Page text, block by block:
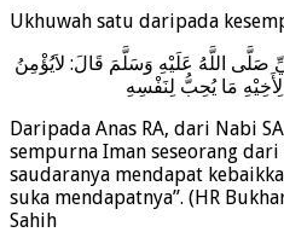
Ukhuwah satu daripada
اللَّهُ عَلَيْهِ وَسَلَّمَ قَالَ: لاَيُؤْمِنُ
مَا يُحِبُّ لِنَفْسِهِ
Daripada Anas RA, dari Nabi
sempurna Iman seseorang
saudaranya mendapat
suka mendapatnya”. (HR
Sahih